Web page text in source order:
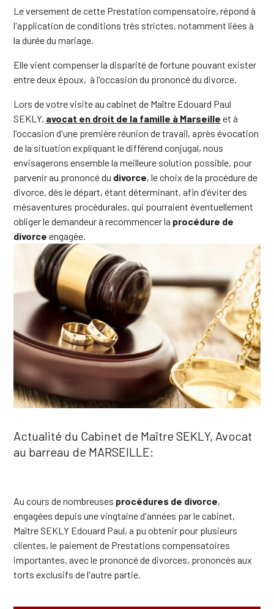
Le versement de cette Prestation compensatoire, répond à
l'application de conditions très strictes, notamment liées à
la durée du mariage.
Elle vient compenser la disparité de fortune pouvant exister
entre deux époux, à l'occasion du prononcé du divorce.
Lors de votre visite au cabinet de Maître Edouard Paul
SEKLY, avocat en droit de la famille à Marseille et à
l'occasion d'une première réunion de travail, après évocation
de la situation expliquant le différend conjugal, nous
envisagerons ensemble la meilleure solution possible, pour
parvenir au prononcé du divorce, le choix de la procédure de
divorce, dés le départ, étant déterminant, afin d'éviter des
mésaventures procédurales, qui pourraient éventuellement
obliger le demandeur à recommencer la procédure de
divorce engagée.
Actualité du Cabinet de Maître SEKLY, Avocat
au barreau de MARSEILLE:
Au cours de nombreuses procédures de divorce,
engagées depuis une vingtaine d'années par le cabinet,
Maître SEKLY Edouard Paul, a pu obtenir pour plusieurs
clientes, le paiement de Prestations compensatoires
importantes, avec le prononcé de divorces, prononcés aux
torts exclusifs de l'autre partie.